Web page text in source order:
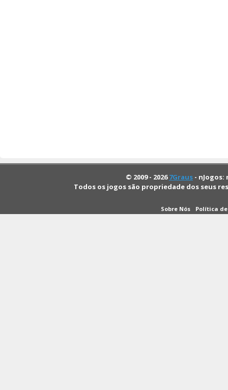
© 2009 - 20267Graus -
Todos os jogos são propriedade dos seus
Sobre Nós Política